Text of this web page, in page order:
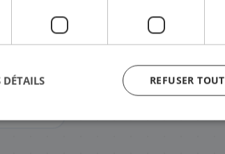
LBP-
87 ,48 €
REFUSER TOUT
DÉTAILS